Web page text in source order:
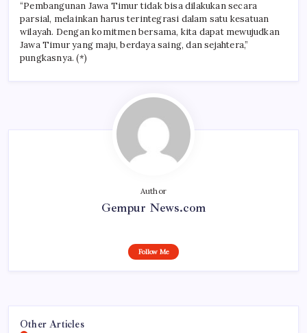
“Pembangunan Jawa Timur tidak bisa dilakukan secara
parsial, melainkan harus terintegrasi dalam satu kesatuan
wilayah. Dengan komitmen bersama, kita dapat mewujudkan
Jawa Timur yang maju, berdaya saing, dan sejahtera,”
pungkasnya. (*)
Author
Gempur News.com
Follow Me
Other Articles